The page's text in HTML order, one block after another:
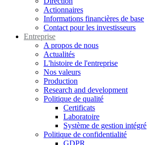
Actionnaires
Informations financières de base
Contact pour les investisseurs
Entreprise
A propos de nous
Actualités
L'histoire de l'entreprise
Nos valeurs
Production
Research and development
Politique de qualité
Certificats
Laboratoire
Système de gestion intégré
Politique de confidentialité
GDPR